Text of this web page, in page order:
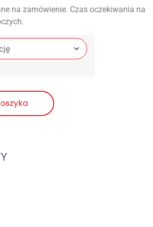
na zamówienie. Czas oczekiwania na